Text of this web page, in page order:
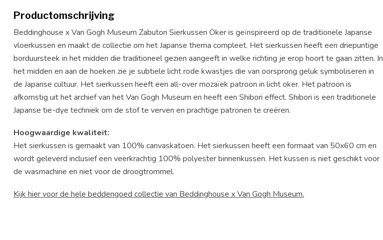
Productomschrijving
Beddinghouse x Van Gogh Museum Zabuton Sierkussen Oker is geïnspireerd op de traditionele Japanse
vloerkussen en maakt de collectie om het Japanse thema compleet. Het sierkussen heeft een driepuntige
borduursteek in het midden die traditioneel gezien aangeeft in welke richting je erop hoort te gaan zitten. In
het midden en aan de hoeken zie je subtiele licht rode kwastjes die van oorsprong geluk symboliseren in
de Japanse cultuur. Het sierkussen heeft een all-over mozaïek patroon in licht oker. Het patroon is
afkomstig uit het archief van het Van Gogh Museum en heeft een Shibori effect. Shibori is een traditionele
Japanse tie-dye techniek om de stof te verven en prachtige patronen te creëren.
Hoogwaardige kwaliteit:
Het sierkussen is gemaakt van 100% canvaskatoen. Het sierkussen heeft een formaat van 50x60 cm en
wordt geleverd inclusief een veerkrachtig 100% polyester binnenkussen. Het kussen is niet geschikt voor
de wasmachine en niet voor de droogtrommel.
Kijk hier voor de hele beddengoed collectie van Beddinghouse x Van Gogh Museum.